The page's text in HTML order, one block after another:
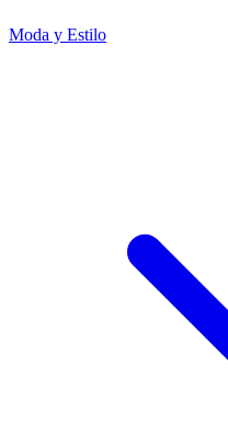
Moda y Estilo